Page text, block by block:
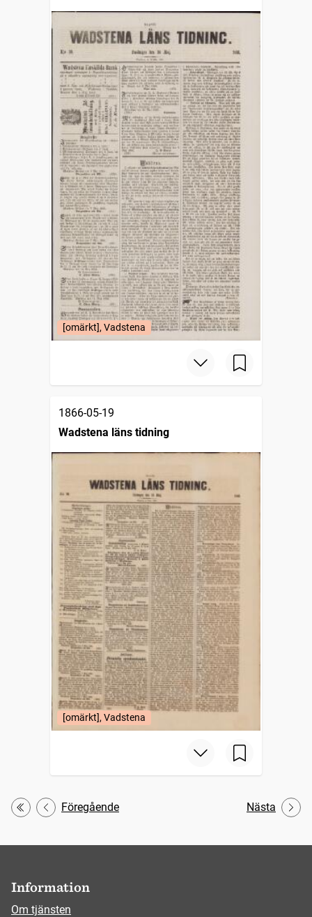
[omärkt], Vadstena
1866-05-19
Wadstena läns tidning
[omärkt], Vadstena
Första
Föregående Nästa
Information
Om tjänsten